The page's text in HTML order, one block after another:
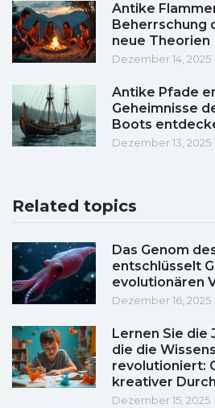
Antike
Beherrschung
neue Theorien
Dezember 14, 2025
Antike Pfade
Geheimnisse
Boots
Dezember 13, 2025
Related topics
Das Genom
entschlüsselt
evolutionären
Dezember 16, 2025
Lernen Sie die
die die
revolutioniert:
kreativer
Dezember 15, 2025